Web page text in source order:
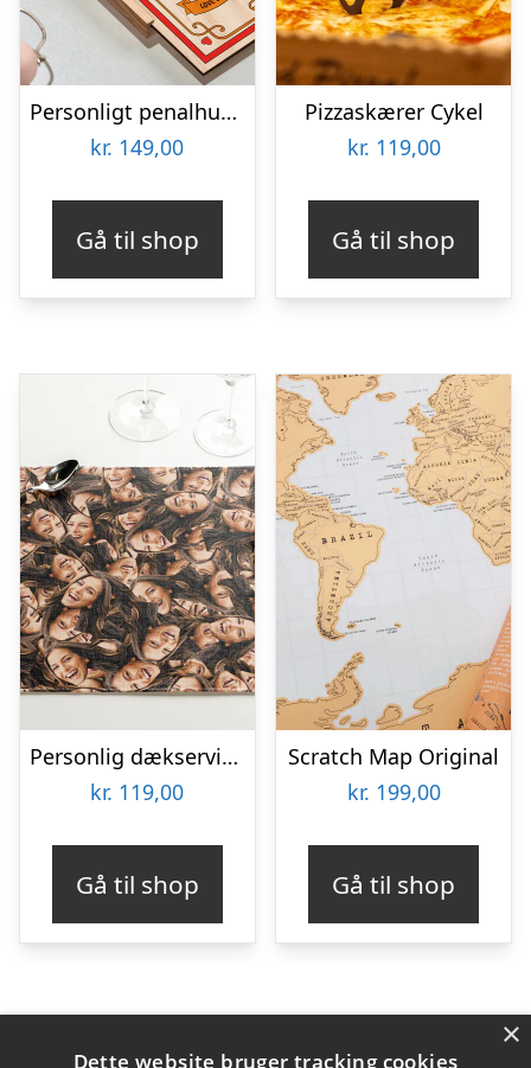
Personligt penalhus med Retrodesign
kr. 149,00
Gå til shop
Pizzaskærer Cykel
kr. 119,00
Gå til shop
Personlig dækserviet med Billede – Multiface
kr. 119,00
Gå til shop
Scratch Map Original
kr. 199,00
Gå til shop
Varekategorier
×
Dette website bruger tracking cookies